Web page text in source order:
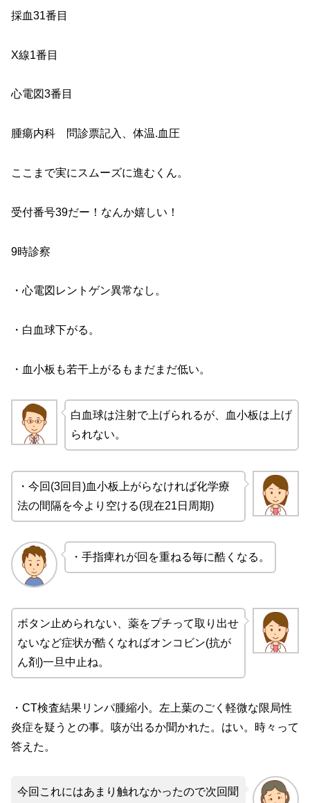
採血31番目
X線1番目
心電図3番目
腫瘍内科 問診票記入、体温.血圧
ここまで実にスムーズに進むくん。
受付番号39だー！なんか嬉しい！
9時診察
・心電図レントゲン異常なし。
・白血球下がる。
・血小板も若干上がるもまだまだ低い。
白血球は注射で上げられるが、血小板は上げ
られない。
・今回(3回目)血小板上がらなければ化学療
法の間隔を今より空ける(現在21日周期)
・手指痺れが回を重ねる毎に酷くなる。
ボタン止められない、薬をプチって取り出せ
ないなど症状が酷くなればオンコビン(抗が
ん剤)一旦中止ね。
・CT検査結果リンパ腫縮小。左上葉のごく軽微な限局性
炎症を疑うとの事。咳が出るか聞かれた。はい。時々って
答えた。
今回これにはあまり触れなかったので次回聞